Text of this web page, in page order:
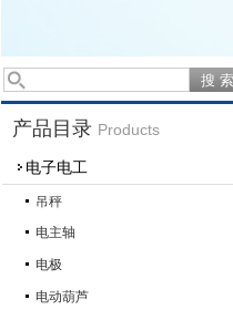
产品目录 Products
电子电工
吊秤
电主轴
电极
电动葫芦